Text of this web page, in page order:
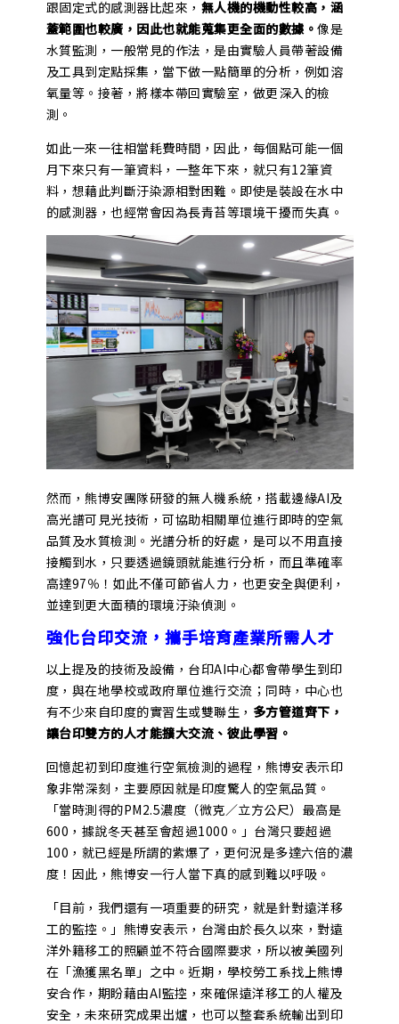
跟固定式的感測器比起來， 無人機的機動性較高，涵
蓋範圍也較廣，因此也就能蒐集更全面的數據。 像是
水質監測，一般常見的作法，是由實驗人員帶著設備
及工具到定點採集，當下做一點簡單的分析，例如溶
氧量等。接著，將樣本帶回實驗室，做更深入的檢
測。
如此一來一往相當耗費時間，因此，每個點可能一個
月下來只有一筆資料，一整年下來，就只有12筆資
料，想藉此判斷汙染源相對困難。即使是裝設在水中
的感測器，也經常會因為長青苔等環境干擾而失真。
然而，熊博安團隊研發的無人機系統，搭載邊緣AI及
高光譜可見光技術，可協助相關單位進行即時的空氣
品質及水質檢測。光譜分析的好處，是可以不用直接
接觸到水，只要透過鏡頭就能進行分析，而且準確率
高達97％！如此不僅可節省人力，也更安全與便利，
並達到更大面積的環境汙染偵測。
強化台印交流，攜手培育產業所需人才
以上提及的技術及設備，台印AI中心都會帶學生到印
度，與在地學校或政府單位進行交流；同時，中心也
有不少來自印度的實習生或雙聯生， 多方管道齊下，
讓台印雙方的人才能擴大交流、彼此學習。
回憶起初到印度進行空氣檢測的過程，熊博安表示印
象非常深刻，主要原因就是印度驚人的空氣品質。
「當時測得的PM2.5濃度（微克∕立方公尺）最高是
600，據說冬天甚至會超過1000。」台灣只要超過
100，就已經是所謂的紫爆了，更何況是多達六倍的濃
度！因此，熊博安一行人當下真的感到難以呼吸。
「目前，我們還有一項重要的研究，就是針對遠洋移
工的監控。」熊博安表示，台灣由於長久以來，對遠
洋外籍移工的照顧並不符合國際要求，所以被美國列
在「漁獲黑名單」之中。近期，學校勞工系找上熊博
安合作，期盼藉由AI監控，來確保遠洋移工的人權及
安全，未來研究成果出爐，也可以整套系統輸出到印